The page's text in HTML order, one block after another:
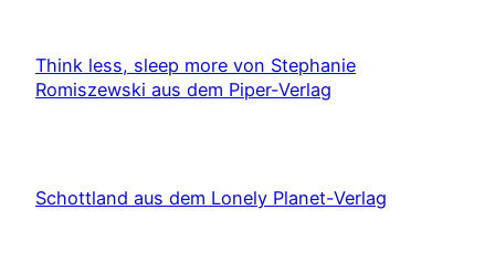
Think less, sleep more von Stephanie
Romiszewski aus dem Piper-Verlag
Schottland aus dem Lonely Planet-Verlag